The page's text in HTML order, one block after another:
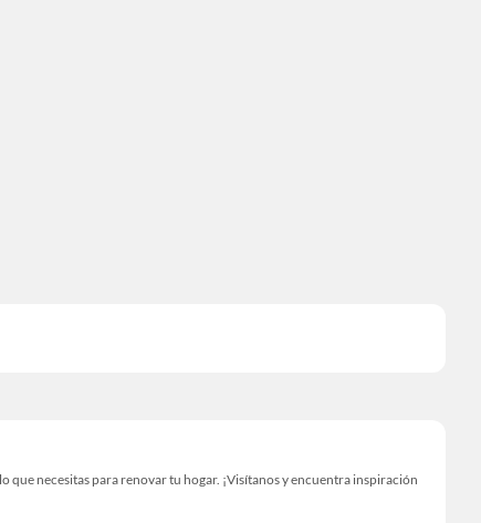
necesitas para renovar tu hogar. ¡Visítanos y encuentra inspiración